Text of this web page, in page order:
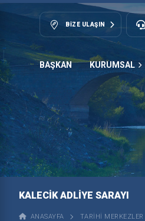
BIZE ULAŞIN
BAŞKAN KURUMSAL
KALECIK ADLIYE SARAYI
ANASAYFA TARIHI MERKEZLER